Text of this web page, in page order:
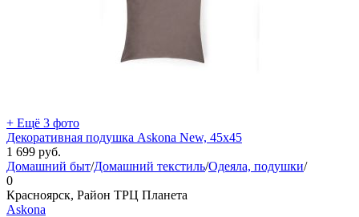
+ Ещё 3 фото
Декоративная подушка Askona New, 45х45
1 699 руб.
Домашний быт/Домашний текстиль/Одеяла, подушки/
0
Красноярск, Район ТРЦ Планета
Askona